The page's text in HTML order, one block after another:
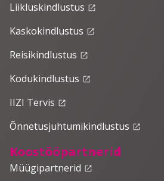
Liikluskindlustus launch
Kaskokindlustus launch
Reisikindlustus launch
Kodukindlustus launch
IIZI Tervis launch
Õnnetusjuhtumikindlustus launch
Koostööpartnerid
Müügipartnerid launch